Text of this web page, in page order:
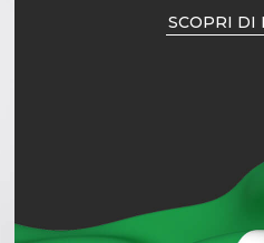
SCOPRI DI